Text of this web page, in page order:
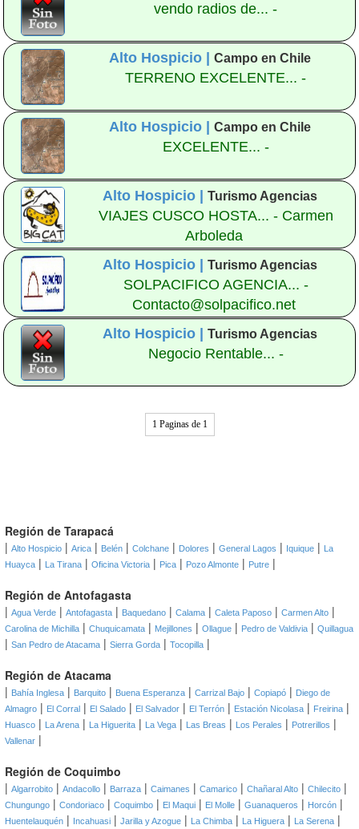
vendo radios de... -
Alto Hospicio | Campo en Chile
TERRENO EXCELENTE... -
Alto Hospicio | Campo en Chile
EXCELENTE... -
Alto Hospicio | Turismo Agencias
VIAJES CUSCO HOSTA... - Carmen
Arboleda
Alto Hospicio |
Turismo Agencias
SOLPACIFICO AGENCIA... -
Contacto@solpacifico.net
Alto Hospicio |
Turismo Agencias
Negocio Rentable... -
1 Paginas de 1
Región de Tarapacá
| Alto Hospicio | Arica | Belén | Colchane | Dolores | General Lagos | Iquique |
La
Huayca | La Tirana | Oficina Victoria | Pica | Pozo Almonte | Putre |
Región de Antofagasta
| Agua Verde | Antofagasta | Baquedano | Calama | Caleta Paposo | Carmen Alto |
Carolina de Michilla | Chuquicamata | Mejillones | Ollague | Pedro de Valdivia | Quillagua
| San Pedro de Atacama | Sierra Gorda | Tocopilla |
Región de Atacama
| Bahía Inglesa | Barquito | Buena Esperanza | Carrizal Bajo | Copiapó | Diego de
Almagro | El Corral | El Salado | El Salvador | El Terrón | Estación Nicolasa | Freirina |
Huasco | La Arena | La Higuerita | La Vega | Las Breas | Los Perales | Potrerillos |
Vallenar |
Región de Coquimbo
| Algarrobito | Andacollo | Barraza | Caimanes | Camarico | Chañaral Alto | Chilecito |
Chungungo | Condoriaco | Coquimbo | El Maqui | El Molle | Guanaqueros | Horcón |
Huentelauquén | Incahuasi | Jarilla y Azogue | La Chimba | La Higuera | La Serena |